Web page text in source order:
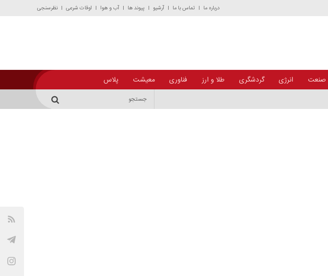
درباره ما تماس با ما آرشیو پیوند ها آب و هوا اوقات شرعی نظرسنجی
صنعت انرژی گردشگری طلا و ارز فناوری معیشت پلاس